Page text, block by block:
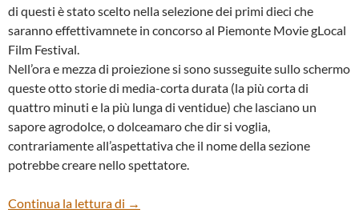
di questi è stato scelto nella selezione dei primi dieci che
saranno effettivamnete in concorso al Piemonte Movie gLocal
Film Festival.
Nell’ora e mezza di proiezione si sono susseguite sullo schermo
queste otto storie di media-corta durata (la più corta di
quattro minuti e la più lunga di ventidue) che lasciano un
sapore agrodolce, o dolceamaro che dir si voglia,
contrariamente all’aspettativa che il nome della sezione
potrebbe creare nello spettatore.
Continua la lettura di Otto cortometraggi di Too Short to Wait
→